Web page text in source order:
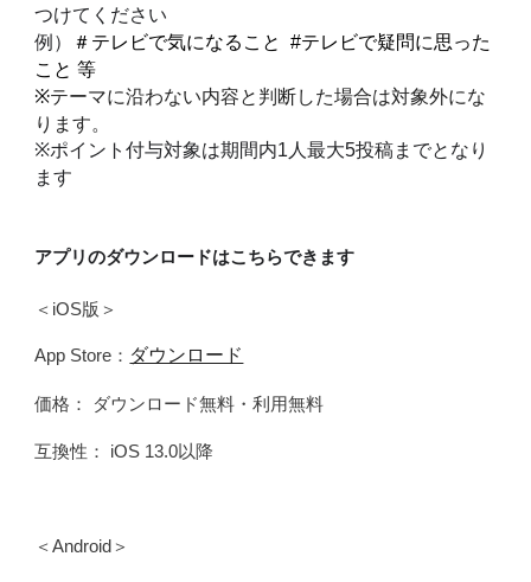
つけてください
例）
＃ テレビで気になること  #テレビで疑問に思った
こと 等
※テーマに沿わない内容と判断した場合は対象外にな
ります。
※ポイント付与対象は期間内1人最大5投稿までとなり
ます
アプリのダウンロードはこちらできます
＜iOS版＞
App Store： ダウンロード
価格： ダウンロード無料・利用無料
互換性： iOS 13.0以降
＜Android＞